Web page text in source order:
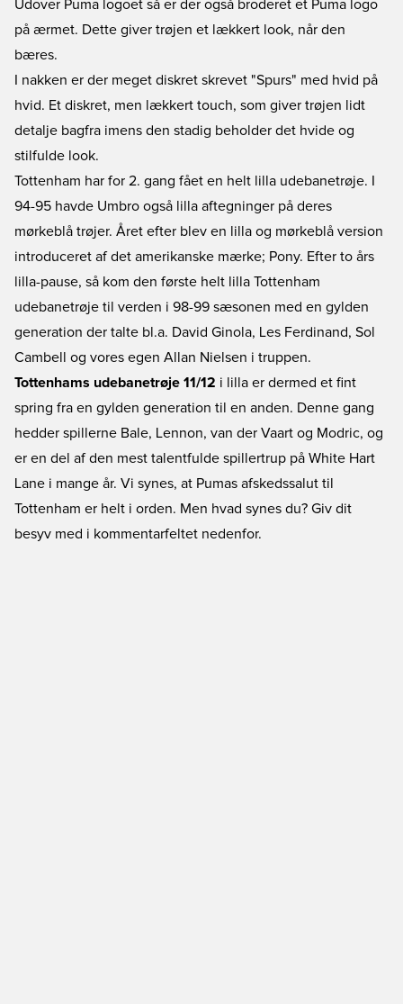
Udover Puma logoet så er der også broderet et Puma logo
på ærmet. Dette giver trøjen et lækkert look, når den
bæres.
I nakken er der meget diskret skrevet "Spurs" med hvid på
hvid. Et diskret, men lækkert touch, som giver trøjen lidt
detalje bagfra imens den stadig beholder det hvide og
stilfulde look.
Tottenham har for 2. gang fået en helt lilla udebanetrøje. I
94-95 havde Umbro også lilla aftegninger på deres
mørkeblå trøjer. Året efter blev en lilla og mørkeblå version
introduceret af det amerikanske mærke; Pony. Efter to års
lilla-pause, så kom den første helt lilla Tottenham
udebanetrøje til verden i 98-99 sæsonen med en gylden
generation der talte bl.a. David Ginola, Les Ferdinand, Sol
Cambell og vores egen Allan Nielsen i truppen.
Tottenhams udebanetrøje 11/12 i lilla er dermed et fint
spring fra en gylden generation til en anden. Denne gang
hedder spillerne Bale, Lennon, van der Vaart og Modric, og
er en del af den mest talentfulde spillertrup på White Hart
Lane i mange år. Vi synes, at Pumas afskedssalut til
Tottenham er helt i orden. Men hvad synes du? Giv dit
besyv med i kommentarfeltet nedenfor.